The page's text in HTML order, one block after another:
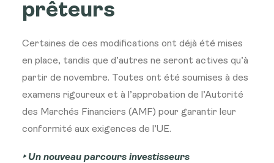
prêteurs
Certaines de ces modifications ont déjà été mises
en place, tandis que d’autres ne seront actives qu’à
partir de novembre. Toutes ont été soumises à des
examens rigoureux et à l’approbation de l’Autorité
des Marchés Financiers (AMF) pour garantir leur
conformité aux exigences de l’UE.
‣ Un nouveau parcours investisseurs